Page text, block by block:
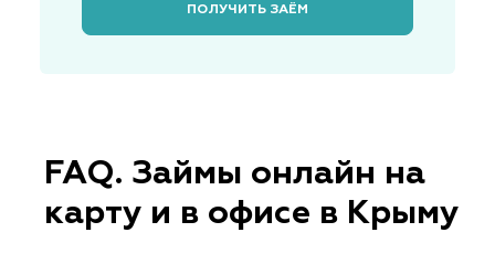
ПОЛУЧИТЬ ЗАЁМ
FAQ. Займы онлайн на
карту и в офисе в Крыму